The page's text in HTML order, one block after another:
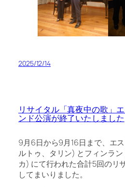
2025/12/14
リサイタル「真夜中の歌」
ンド公演が終了いたしました
9月6日から9月16日まで、エ
ルトゥ、タリン) とフィンラ
カ) にて行われた合計5回のリ
してまいりました。